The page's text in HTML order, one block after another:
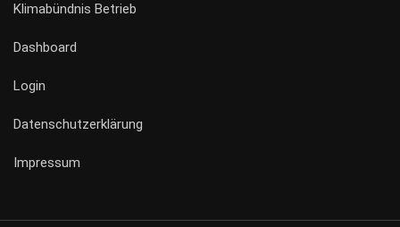
Klimabündnis Betrieb
Dashboard
Login
Datenschutzerklärung
Impressum